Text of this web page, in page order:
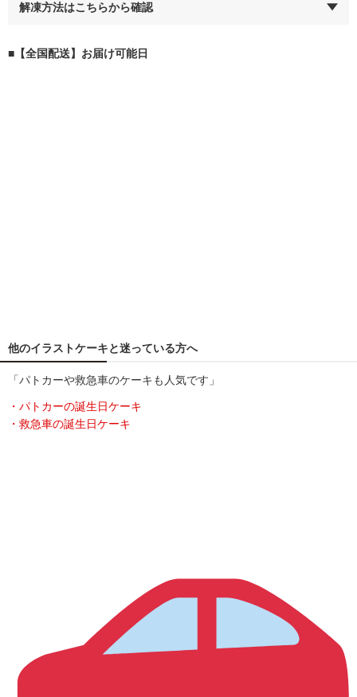
解凍方法はこちらから確認
■【全国配送】お届け可能日
他のイラストケーキと迷っている方へ
「パトカーや救急車のケーキも人気です」
・パトカーの誕生日ケーキ
・救急車の誕生日ケーキ